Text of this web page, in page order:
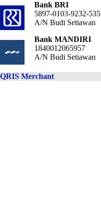
Bank BRI
5897-0103-9232-535
A/N Budi Setiawan
Bank MANDIRI
1840012065957
A/N Budi Setiawan
QRIS Merchant